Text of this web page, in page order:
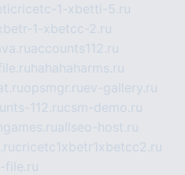
1-xbetti-5.ru
1-xbetcc-2.ru
accounts112.ru
hahahaharms.ru
opsmgr.ruev-gallery.ru
112.rucsm-demo.ru
allseo-host.ru
cricetc1xbetr1xbetcc2.ru
file.ru